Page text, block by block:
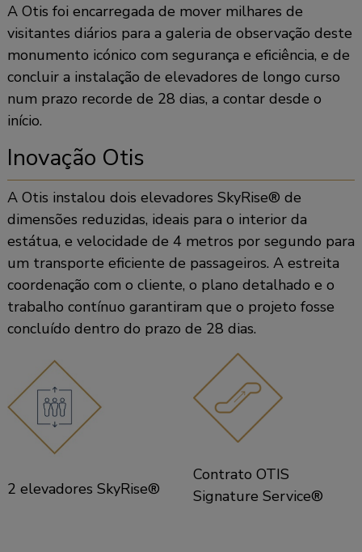
A Otis foi encarregada de mover milhares de
visitantes diários para a galeria de observação deste
monumento icónico com segurança e eficiência, e de
concluir a instalação de elevadores de longo curso
num prazo recorde de 28 dias, a contar desde o
início.
Inovação Otis
A Otis instalou dois elevadores SkyRise® de
dimensões reduzidas, ideais para o interior da
estátua, e velocidade de 4 metros por segundo para
um transporte eficiente de passageiros. A estreita
coordenação com o cliente, o plano detalhado e o
trabalho contínuo garantiram que o projeto fosse
concluído dentro do prazo de 28 dias.
2 elevadores SkyRise®
Contrato OTIS
Signature Service®